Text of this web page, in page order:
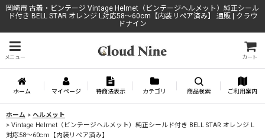
岡崎市 古着・ビンテージ Vintage Helmet（ビンテージヘルメット）純正シール
ド付き BELL STAR オレンジ L対応58〜60cm【内装リペア済み】 通販 | クラウ
ドナイン
メニュー カート
ホーム マイページ 特商法表示 カテゴリ 商品検索 ご利用案内
ホーム > ヘルメット
> Vintage Helmet（ビンテージヘルメット）純正シールド付き BELL STAR オレンジ L
対応58〜60cm【内装リペア済み】